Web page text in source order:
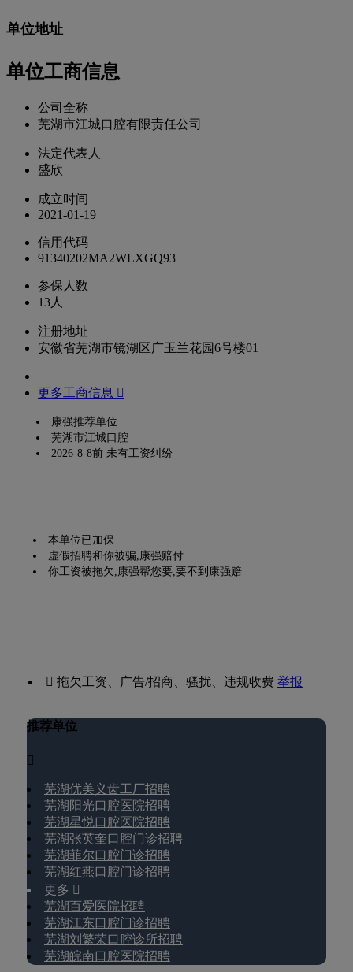
单位地址
单位工商信息
公司全称
芜湖市江城口腔有限责任公司
法定代表人
盛欣
成立时间
2021-01-19
信用代码
91340202MA2WLXGQ93
参保人数
13人
注册地址
安徽省芜湖市镜湖区广玉兰花园6号楼01
更多工商信息 
康强推荐单位
芜湖市江城口腔
2026-8-8前 未有工资纠纷
本单位已加保
虚假招聘和你被骗,康强赔付
你工资被拖欠,康强帮您要,要不到康强赔
 拖欠工资、广告/招商、骚扰、违规收费举报
推荐单位

芜湖优美义齿工厂招聘
芜湖阳光口腔医院招聘
芜湖星悦口腔医院招聘
芜湖张英奎口腔门诊招聘
芜湖菲尔口腔门诊招聘
芜湖红燕口腔门诊招聘
更多 
芜湖百爱医院招聘
芜湖江东口腔门诊招聘
芜湖刘繁荣口腔诊所招聘
芜湖皖南口腔医院招聘